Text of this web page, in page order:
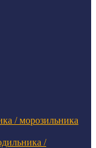
/ морозильника
/